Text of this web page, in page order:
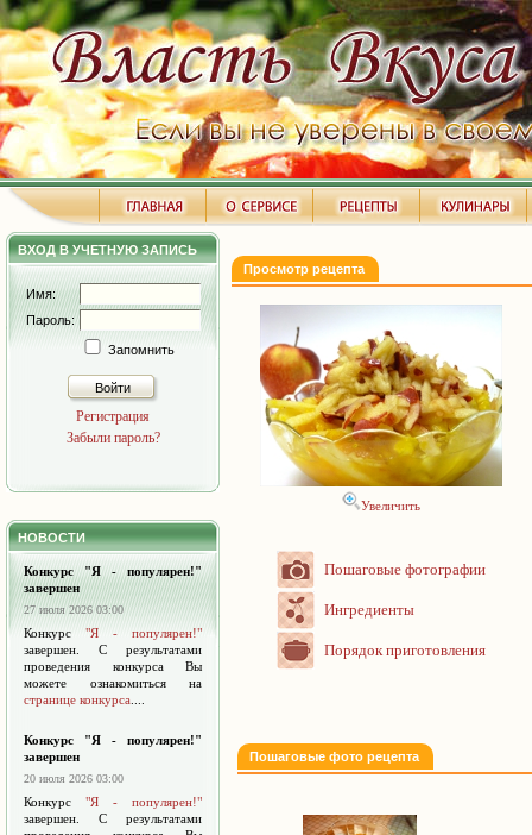
ВХОД В УЧЕТНУЮ ЗАПИСЬ
Имя:
Пароль:
Запомнить
Войти
Регистрация
Забыли пароль?
НОВОСТИ
Конкурс "Я - популярен!"
завершен
27 июля 2026 03:00
Конкурс "Я - популярен!"
завершен. С результатами
проведения конкурса Вы
можете ознакомиться на
странице конкурса
Конкурс "Я - популярен!"
завершен
20 июля 2026 03:00
Конкурс "Я - популярен!"
завершен. С результатами
Просмотр рецепта
Увеличить
Пошаговые фотографии
Ингредиенты
Порядок приготовления
Пошаговые фото рецепта